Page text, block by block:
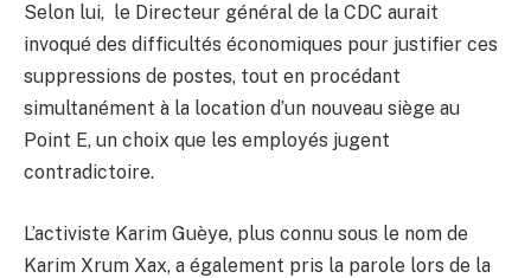
Selon lui, le Directeur général de la CDC aurait
invoqué des difficultés économiques pour justifier ces
suppressions de postes, tout en procédant
simultanément à la location d’un nouveau siège au
Point E, un choix que les employés jugent
contradictoire.
L’activiste Karim Guèye, plus connu sous le nom de
Karim Xrum Xax, a également pris la parole lors de la